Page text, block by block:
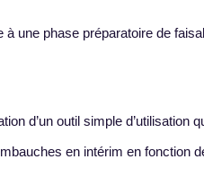
une phase préparatoire de
d’un outil simple d’utilisation
en intérim en fonction